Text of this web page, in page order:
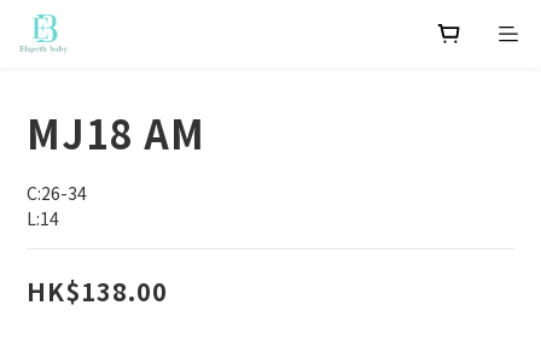
MJ18 AM
C:26-34
L:14
HK$138.00